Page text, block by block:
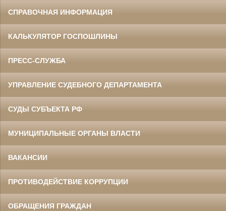
СПРАВОЧНАЯ ИНФОРМАЦИЯ
КАЛЬКУЛЯТОР ГОСПОШЛИНЫ
ПРЕСС-СЛУЖБА
УПРАВЛЕНИЕ СУДЕБНОГО ДЕПАРТАМЕНТА
СУДЫ СУБЪЕКТА РФ
МУНИЦИПАЛЬНЫЕ ОРГАНЫ ВЛАСТИ
ВАКАНСИИ
ПРОТИВОДЕЙСТВИЕ КОРРУПЦИИ
ОБРАЩЕНИЯ ГРАЖДАН